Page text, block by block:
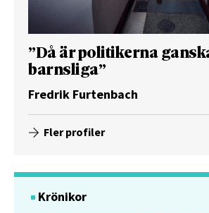
”Då är politikerna
barnsliga”
Fredrik Furtenbach
Fler profiler
Krönikor